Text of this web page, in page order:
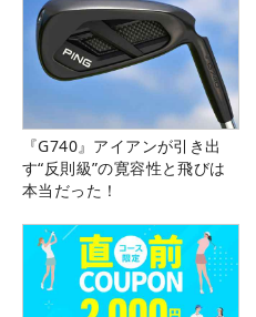
『G740』アイアンが引き出
す“反則級”の寛容性と飛びは
本当だった！